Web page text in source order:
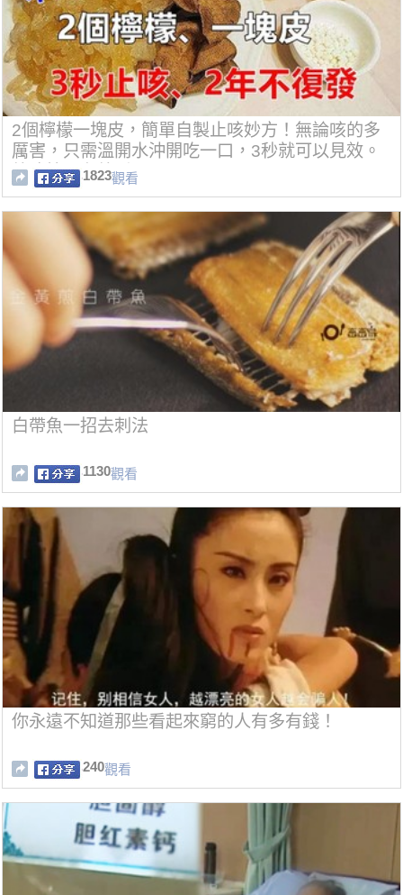
2個檸檬一塊皮，簡單自製止咳妙方！無論咳的多
厲害，只需溫開水沖開吃一口，3秒就可以見效。
放冰箱可存放1個月。
1823觀看
白帶魚一招去刺法
1130觀看
你永遠不知道那些看起來窮的人有多有錢！
240觀看